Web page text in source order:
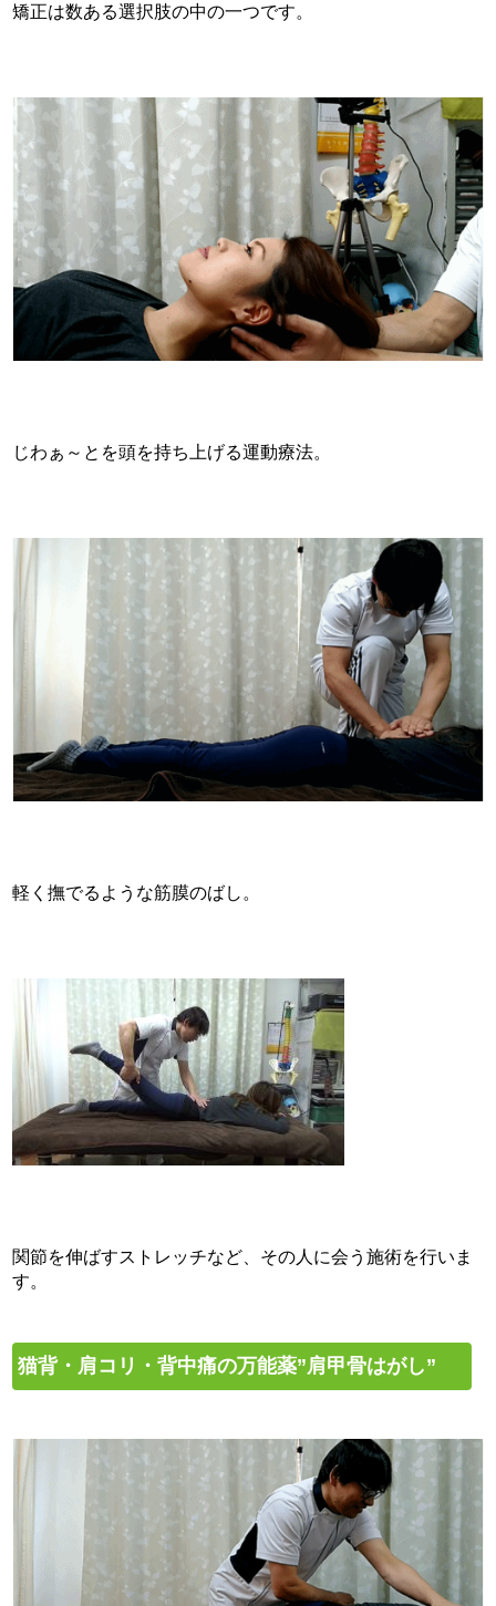
矯正は数ある選択肢の中の一つです。
じわぁ～とを頭を持ち上げる運動療法。
軽く撫でるような筋膜のばし。
関節を伸ばすストレッチなど、その人に会う施術を行いま
す。
猫背・肩コリ・背中痛の万能薬”肩甲骨はがし”